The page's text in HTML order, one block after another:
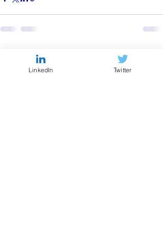
Posts récents
LinkedIn Twitter